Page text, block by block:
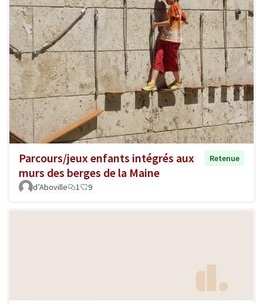
Parcours/jeux enfants intégrés aux
murs des berges de la Maine
Retenue
d’Aboville 1 9